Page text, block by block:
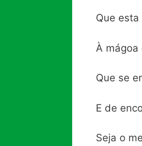
Que
À mágoa
Que se
E de
Seja o